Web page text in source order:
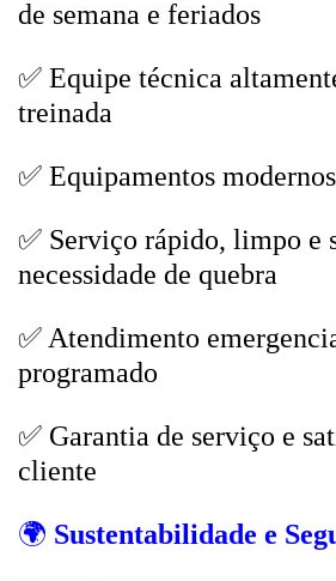
de semana e feriados
✅ Equipe técnica
treinada
✅ Equipamentos
✅ Serviço rápido, limpo e
necessidade de quebra
✅ Atendimento
programado
✅ Garantia de serviço e
cliente
🌍 Sustentabilidade e